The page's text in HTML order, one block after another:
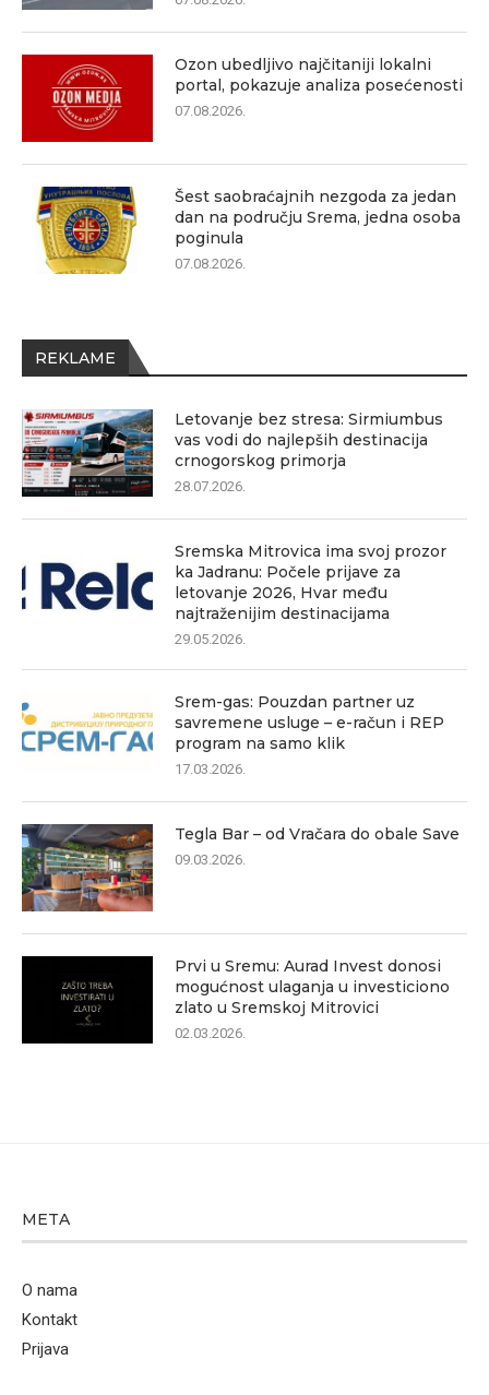
Ozon ubedljivo najčitaniji lokalni
portal, pokazuje analiza posećenosti
07.08.2026.
Šest saobraćajnih nezgoda za jedan
dan na području Srema, jedna osoba
poginula
07.08.2026.
REKLAME
Letovanje bez stresa: Sirmiumbus
vas vodi do najlepših destinacija
crnogorskog primorja
28.07.2026.
Sremska Mitrovica ima svoj prozor
ka Jadranu: Počele prijave za
letovanje 2026, Hvar među
najtraženijim destinacijama
29.05.2026.
Srem-gas: Pouzdan partner uz
savremene usluge – e-račun i REP
program na samo klik
17.03.2026.
Tegla Bar – od Vračara do obale Save
09.03.2026.
Prvi u Sremu: Aurad Invest donosi
mogućnost ulaganja u investiciono
zlato u Sremskoj Mitrovici
02.03.2026.
META
O nama
Kontakt
Prijava